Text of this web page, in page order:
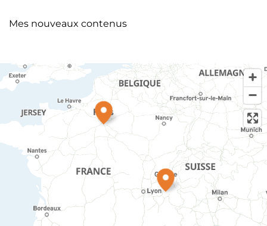
Mes nouveaux contenus